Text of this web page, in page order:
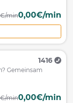
min0,00€/min
1416
Gemeinsam
min0,00€/min